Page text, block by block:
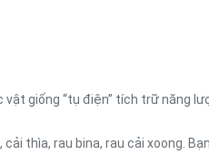
giống “tụ điện” tích trữ
thìa, rau bina, rau cải xoong.